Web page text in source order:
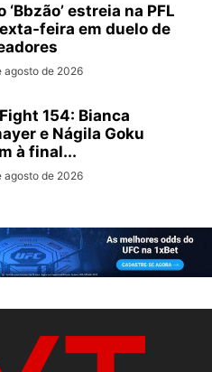
‘Bbzão’ estreia na PFL
feira em duelo de
agosto de 2026
154: Bianca
e Nágila Goku
à final...
agosto de 2026